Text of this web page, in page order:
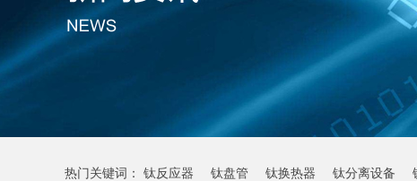
热门关键词： 钛反应器 钛盘管 钛换热器 钛分离设备